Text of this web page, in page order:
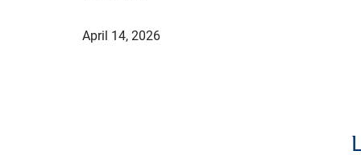
April 14, 2026